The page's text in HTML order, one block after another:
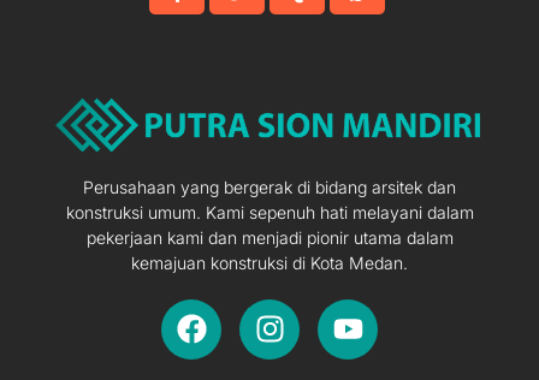
Perusahaan yang bergerak di bidang arsitek dan
konstruksi umum. Kami sepenuh hati melayani dalam
pekerjaan kami dan menjadi pionir utama dalam
kemajuan konstruksi di Kota Medan.
F
a
I
n
Y
o